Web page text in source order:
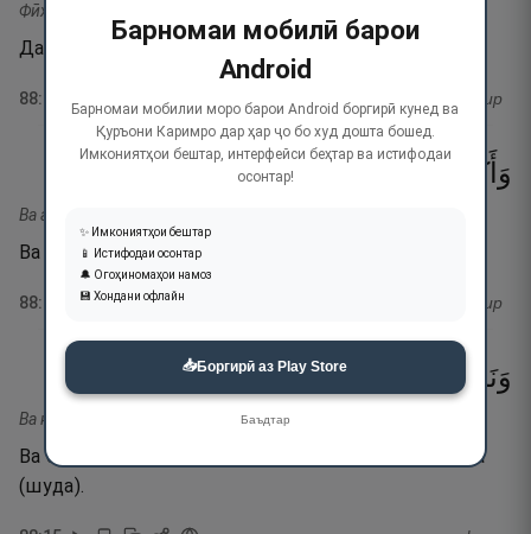
Фӣҳа сурурум-м марфуъаҳ.
Дар он ҷо тахтҳои баланд бошад.
88: тафсир
وَأَكْوَابٌۭ مَّوْضُوعَةٌۭ ۝١٤
Ва аквабу-м мавЗуъаҳ.
Ва қадаҳҳои мавзун ниҳодашуда.
88: тафсир
وَنَمَارِقُ مَصْفُوفَةٌۭ ۝١٥
Ва намариқу масфуфаҳ.
Ва болиштҳо ба тартиб баробари якдигар гузошта
(шуда).
Барномаи мобилӣ барои
Android
Барномаи мобилии моро барои Android боргирӣ кунед ва
Қуръони Каримро дар ҳар ҷо бо худ дошта бошед.
Имкониятҳои бештар, интерфейси беҳтар ва истифодаи
осонтар!
✨ Имкониятҳои бештар
📱 Истифодаи осонтар
🔔 Огоҳиномаҳои намоз
💾 Хондани офлайн
📥Боргирӣ аз Play Store
Баъдтар